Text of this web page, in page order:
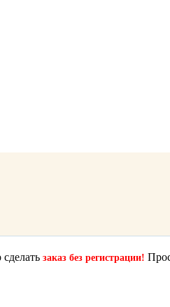
заказ без регистрации!